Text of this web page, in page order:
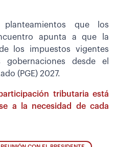
que los
apunta a que la
los impuestos vigentes
desde el
(PGE) 2027.
tributaria está
a la necesidad de cada